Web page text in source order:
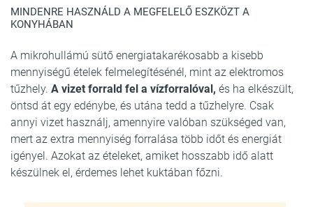
MINDENRE HASZNÁLD A MEGFELELŐ ESZKÖZT A
KONYHÁBAN
A mikrohullámú sütő energiatakarékosabb a kisebb
mennyiségű ételek felmelegítésénél, mint az elektromos
tűzhely. A vizet forrald fel a vízforralóval, és ha elkészült,
öntsd át egy edénybe, és utána tedd a tűzhelyre. Csak
annyi vizet használj, amennyire valóban szükséged van,
mert az extra mennyiség forralása több időt és energiát
igényel. Azokat az ételeket, amiket hosszabb idő alatt
készülnek el, érdemes lehet kuktában főzni.